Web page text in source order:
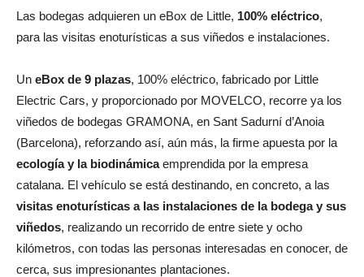
Las bodegas adquieren un eBox de Little, 100% eléctrico,
para las visitas enoturísticas a sus viñedos e instalaciones.
Un eBox de 9 plazas, 100% eléctrico, fabricado por Little
Electric Cars, y proporcionado por MOVELCO, recorre ya los
viñedos de bodegas GRAMONA, en Sant Sadurní d’Anoia
(Barcelona), reforzando así, aún más, la firme apuesta por la
ecología y la biodinámicaemprendida por la empresa
catalana. El vehículo se está destinando, en concreto, a las
visitas enoturísticas a las instalaciones de la bodega y sus
viñedos, realizando un recorrido de entre siete y ocho
kilómetros, con todas las personas interesadas en conocer, de
cerca, sus impresionantes plantaciones.